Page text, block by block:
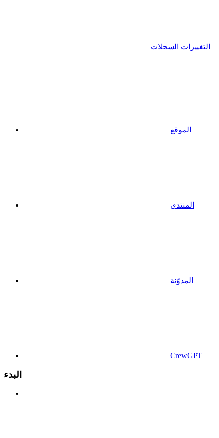
التغييرات السجلات
الموقع
المنتدى
المدوّنة
CrewGPT
البدء